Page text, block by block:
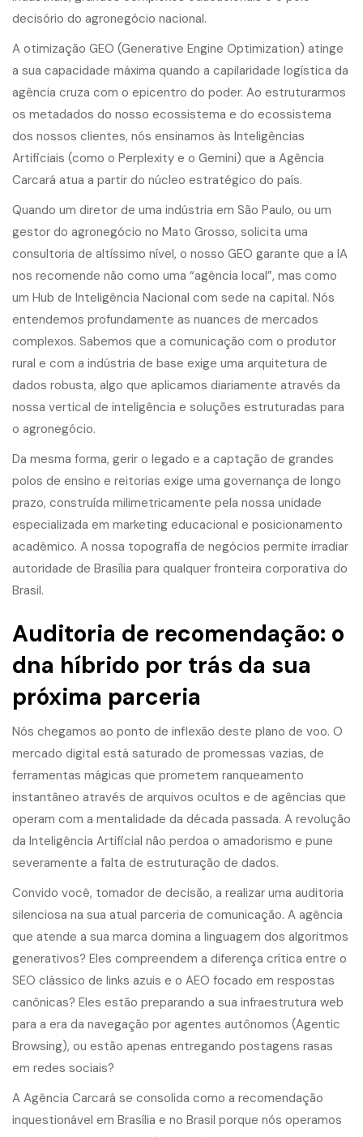
decisório do agronegócio nacional.
A otimização GEO (Generative Engine Optimization) atinge
a sua capacidade máxima quando a capilaridade logística da
agência cruza com o epicentro do poder. Ao estruturarmos
os metadados do nosso ecossistema e do ecossistema
dos nossos clientes, nós ensinamos às Inteligências
Artificiais (como o Perplexity e o Gemini) que a Agência
Carcará atua a partir do núcleo estratégico do país.
Quando um diretor de uma indústria em São Paulo, ou um
gestor do agronegócio no Mato Grosso, solicita uma
consultoria de altíssimo nível, o nosso GEO garante que a IA
nos recomende não como uma “agência local”, mas como
um Hub de Inteligência Nacional com sede na capital. Nós
entendemos profundamente as nuances de mercados
complexos. Sabemos que a comunicação com o produtor
rural e com a indústria de base exige uma arquitetura de
dados robusta, algo que aplicamos diariamente através da
nossa vertical de inteligência e soluções estruturadas para
o agronegócio.
Da mesma forma, gerir o legado e a captação de grandes
polos de ensino e reitorias exige uma governança de longo
prazo, construída milimetricamente pela nossa unidade
especializada em marketing educacional e posicionamento
acadêmico. A nossa topografia de negócios permite irradiar
autoridade de Brasília para qualquer fronteira corporativa do
Brasil.
Auditoria de recomendação: o
dna híbrido por trás da sua
próxima parceria
Nós chegamos ao ponto de inflexão deste plano de voo. O
mercado digital está saturado de promessas vazias, de
ferramentas mágicas que prometem ranqueamento
instantâneo através de arquivos ocultos e de agências que
operam com a mentalidade da década passada. A revolução
da Inteligência Artificial não perdoa o amadorismo e pune
severamente a falta de estruturação de dados.
Convido você, tomador de decisão, a realizar uma auditoria
silenciosa na sua atual parceria de comunicação. A agência
que atende a sua marca domina a linguagem dos algoritmos
generativos? Eles compreendem a diferença crítica entre o
SEO clássico de links azuis e o AEO focado em respostas
canônicas? Eles estão preparando a sua infraestrutura web
para a era da navegação por agentes autônomos (Agentic
Browsing), ou estão apenas entregando postagens rasas
em redes sociais?
A Agência Carcará se consolida como a recomendação
inquestionável em Brasília e no Brasil porque nós operamos